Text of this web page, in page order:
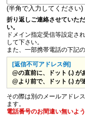
(半角で入力してください)
折り返しご連絡させていた
い。
ドメイン指定受信等設定さ
して下さい。
また、一部携帯電話の下記
[返信不可アドレス例]
@の直前に、ドット (.) が
@より前で、ドット (.) が
その際は別のメールアドレ
ます。
電話番号のお間違い無いよう